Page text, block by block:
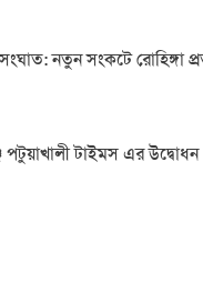
নতুন সংকটে রোহিঙ্গা
পটুয়াখালী টাইমস এর উদ্বোধন